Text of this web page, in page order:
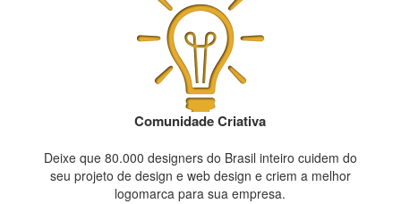
Comunidade Criativa
Deixe que 80.000 designers do Brasil inteiro cuidem do
seu projeto de design e web design e criem a melhor
logomarca para sua empresa.